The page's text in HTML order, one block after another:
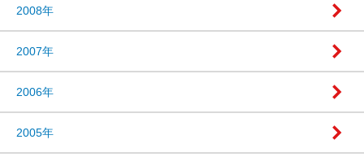
2008年
2007年
2006年
2005年